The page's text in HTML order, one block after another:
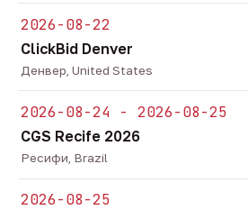
2026-08-22
ClickBid Denver
Денвер, United States
2026-08-24 - 2026-08-25
CGS Recife 2026
Ресифи, Brazil
2026-08-25